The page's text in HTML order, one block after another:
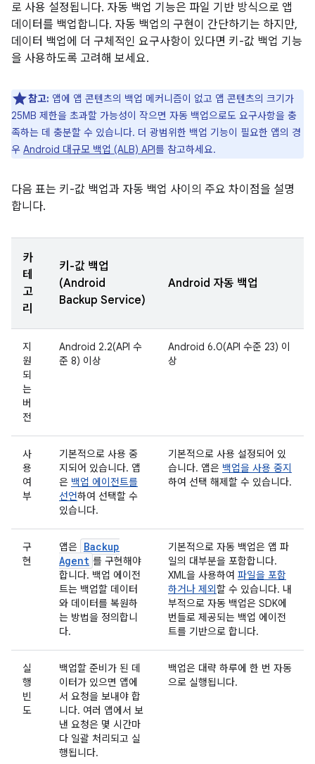
로 사용 설정됩니다. 자동 백업 기능은 파일 기반 방식으로 앱
데이터를 백업합니다. 자동 백업의 구현이 간단하기는 하지만,
데이터 백업에 더 구체적인 요구사항이 있다면 키-값 백업 기능
을 사용하도록 고려해 보세요.
참고: 앱에 앱 콘텐츠의 백업 메커니즘이 없고 앱 콘텐츠의 크기가
25MB 제한을 초과할 가능성이 작으면 자동 백업으로도 요구사항을 충
족하는 데 충분할 수 있습니다. 더 광범위한 백업 기능이 필요한 앱의 경
우 Android 대규모 백업 (ALB) API를 참고하세요.
다음 표는 키-값 백업과 자동 백업 사이의 주요 차이점을 설명
합니다.
카
테
고
리
키-값 백업
(Android
Backup Service)
Android 자동 백업
지
원
되
는
버
전
Android 2.2(API 수
준 8) 이상
Android 6.0(API 수준 23) 이
상
사
용
여
부
기본적으로 사용 중
지되어 있습니다. 앱
은 백업 에이전트를
선언하여 선택할 수
있습니다.
기본적으로 사용 설정되어 있
습니다. 앱은 백업을 사용 중지
하여 선택 해제할 수 있습니다.
구
현
앱은 Backup
Agent 를 구현해야
합니다. 백업 에이전
트는 백업할 데이터
와 데이터를 복원하
는 방법을 정의합니
다.
기본적으로 자동 백업은 앱 파
일의 대부분을 포함합니다.
XML을 사용하여 파일을 포함
하거나 제외할 수 있습니다. 내
부적으로 자동 백업은 SDK에
번들로 제공되는 백업 에이전
트를 기반으로 합니다.
실
행
빈
도
백업할 준비가 된 데
이터가 있으면 앱에
서 요청을 보내야 합
니다. 여러 앱에서 보
낸 요청은 몇 시간마
다 일괄 처리되고 실
행됩니다.
백업은 대략 하루에 한 번 자동
으로 실행됩니다.